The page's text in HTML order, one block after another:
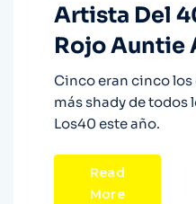
Artista Del
Rojo Auntie
Cinco eran cinco
más shady de todos
Los40 este año.
Read
More